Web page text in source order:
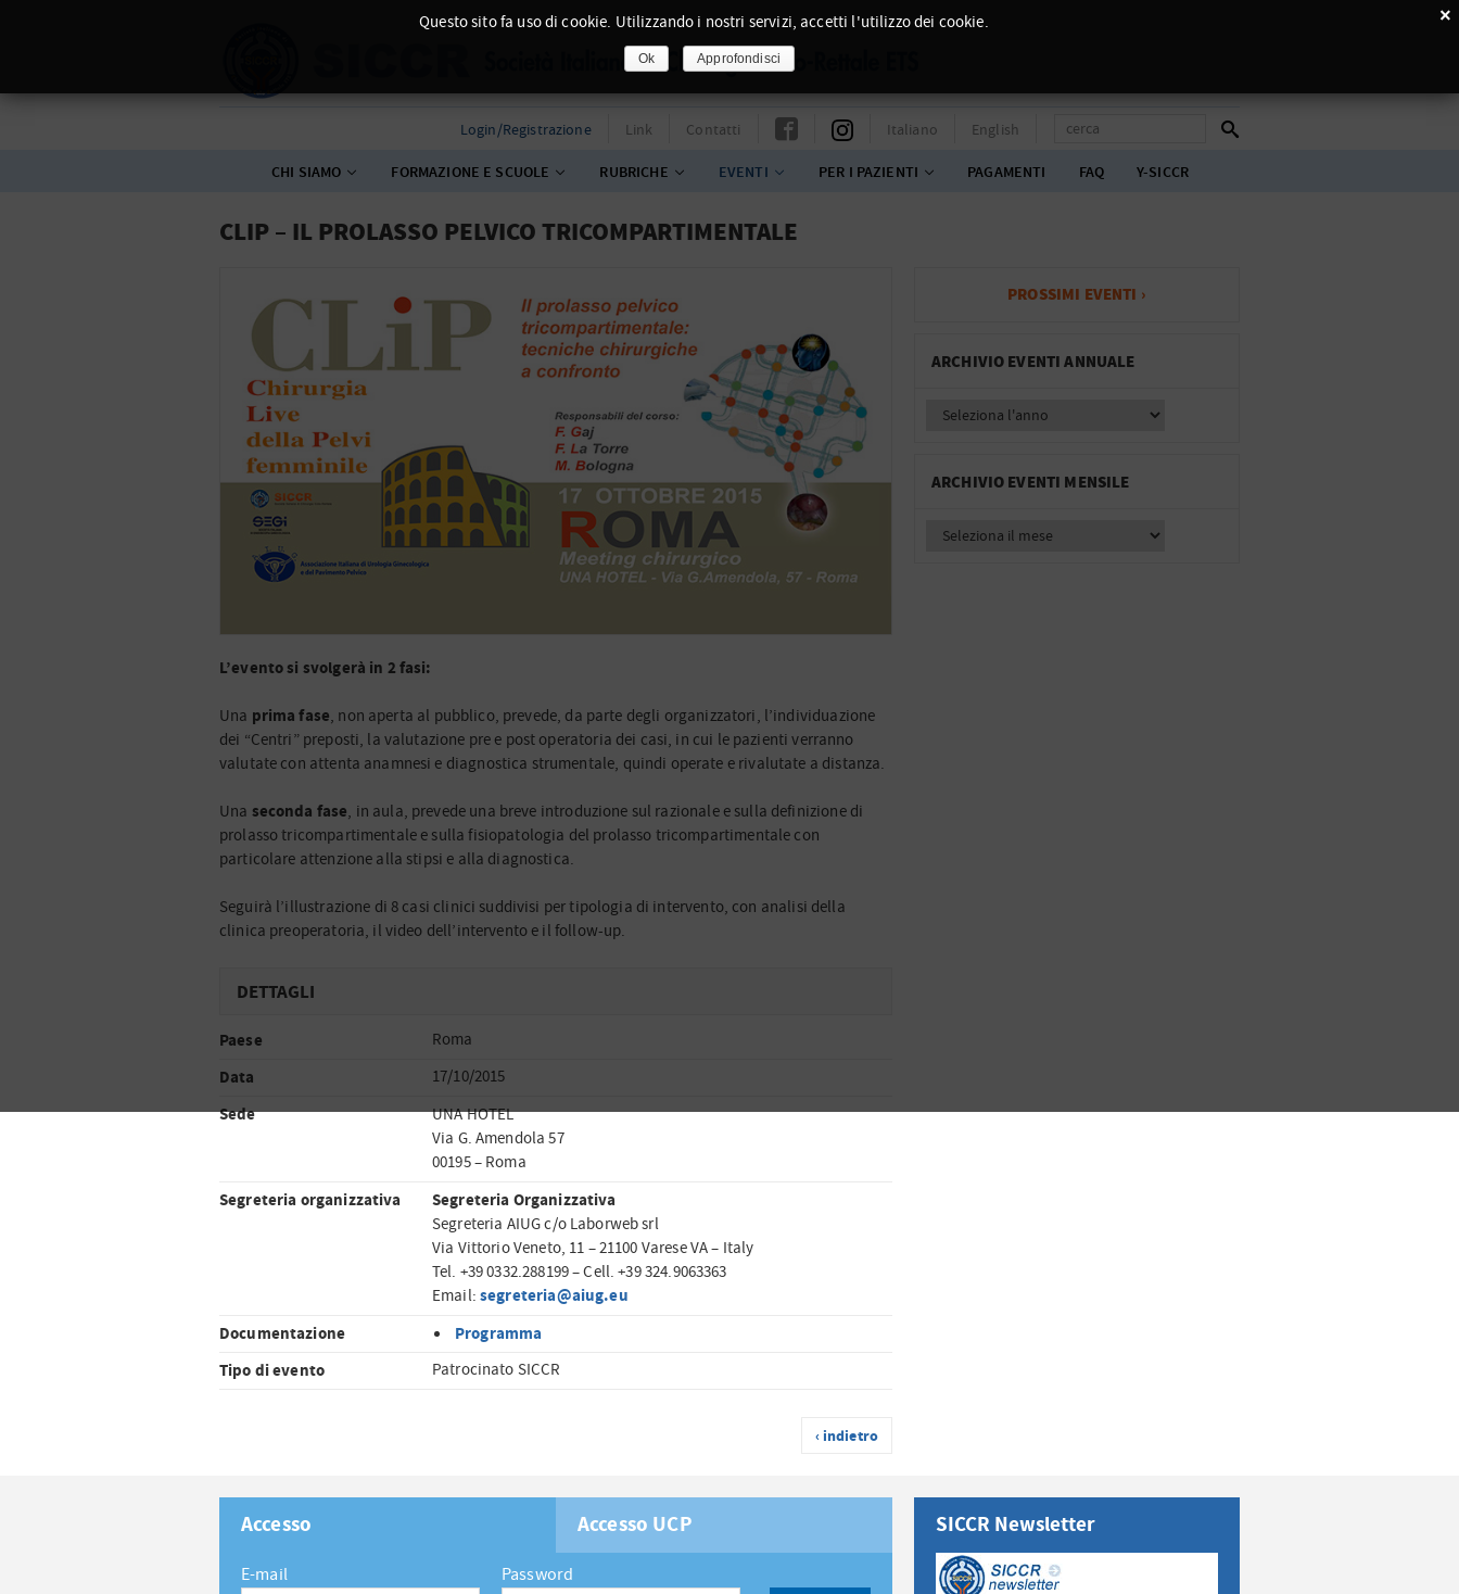
Login/Registrazione Link Contatti Italiano English
CHI SIAMO FORMAZIONE E SCUOLE RUBRICHE EVENTI PER I PAZIENTI PAGAMENTI FAQ Y-SICCR
CLIP – IL PROLASSO PELVICO TRICOMPARTIMENTALE
L’evento si svolgerà in 2 fasi:
Una prima fase, non aperta al pubblico, prevede, da parte degli organizzatori, l’individuazione
dei “Centri” preposti, la valutazione pre e post operatoria dei casi, in cui le pazienti verranno
valutate con attenta anamnesi e diagnostica strumentale, quindi operate e rivalutate a distanza.
Una seconda fase, in aula, prevede una breve introduzione sul razionale e sulla definizione di
prolasso tricompartimentale e sulla fisiopatologia del prolasso tricompartimentale con
particolare attenzione alla stipsi e alla diagnostica.
Seguirà l’illustrazione di 8 casi clinici suddivisi per tipologia di intervento, con analisi della
clinica preoperatoria, il video dell’intervento e il follow-up.
DETTAGLI
Paese Roma
Data 17/10/2015
Sede
UNA HOTEL
Via G. Amendola 57
00195 – Roma
Segreteria organizzativa Segreteria Organizzativa
Segreteria AIUG c/o Laborweb srl
Via Vittorio Veneto, 11 – 21100 Varese VA – Italy
Tel. +39 0332.288199 – Cell. +39 324.9063363
Email:segreteria@aiug.eu
Documentazione
Programma
Tipo di evento
Patrocinato SICCR
‹ indietro
PROSSIMI EVENTI ›
ARCHIVIO EVENTI ANNUALE
ARCHIVIO EVENTI MENSILE
Accesso Accesso UCP
E-mail Password
SICCR Newsletter
×
Questo sito fa uso di cookie. Utilizzando i nostri servizi, accetti l'utilizzo dei cookie.
Ok Approfondisci